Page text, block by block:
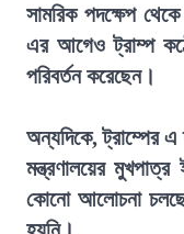
সামরিক পদক্ষেপ
এর আগেও ট্রাম্প
পরিবর্তন করেছেন।
অন্যদিকে, ট্রাম্পের এ
মন্ত্রণালয়ের মুখপাত্র
কোনো আলোচনা